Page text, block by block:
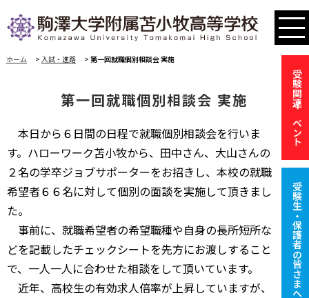
受験関連イベント
受験生・保護者の皆さまへ
ホーム > 入試・進路 > 第一回就職個別相談会 実施
第一回就職個別相談会 実施
本日から６日間の日程で就職個別相談会を行いま
す。ハローワーク苫小牧から、田中さん、大山さんの
２名の学卒ジョブサポーターをお招きし、本校の就職
希望者６６名に対して個別の面談を実施して頂きまし
た。
事前に、就職希望者の希望職種や自身の長所短所な
どを記載したチェックシートを先方にお渡しすること
で、一人一人に合わせた相談をして頂いています。
近年、高校生の有効求人倍率が上昇していますが、